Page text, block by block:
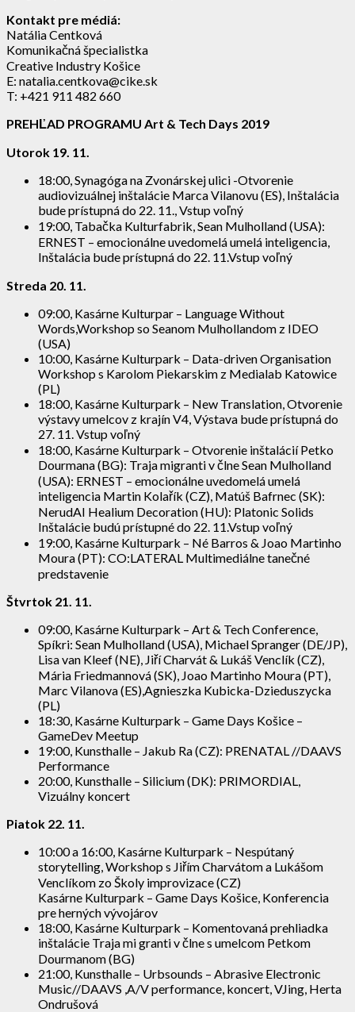
Kontakt pre médiá:
Natália Centková
Komunikačná špecialistka
Creative Industry Košice
E: natalia.centkova@cike.sk
T: +421 911 482 660
PREHĽAD PROGRAMU Art & Tech Days 2019
Utorok 19. 11.
18:00, Synagóga na Zvonárskej ulici -Otvorenie
audiovizuálnej inštalácie Marca Vilanovu (ES), Inštalácia
bude prístupná do 22. 11., Vstup voľný
19:00, Tabačka Kulturfabrik, Sean Mulholland (USA):
ERNEST – emocionálne uvedomelá umelá inteligencia,
Inštalácia bude prístupná do 22. 11.Vstup voľný
Streda 20. 11.
09:00, Kasárne Kulturpar – Language Without
Words,Workshop so Seanom Mulhollandom z IDEO
(USA)
10:00, Kasárne Kulturpark – Data-driven Organisation
Workshop s Karolom Piekarskim z Medialab Katowice
(PL)
18:00, Kasárne Kulturpark – New Translation, Otvorenie
výstavy umelcov z krajín V4, Výstava bude prístupná do
27. 11. Vstup voľný
18:00, Kasárne Kulturpark – Otvorenie inštalácií Petko
Dourmana (BG): Traja migranti v člne Sean Mulholland
(USA): ERNEST – emocionálne uvedomelá umelá
inteligencia Martin Kolařík (CZ), Matúš Bafrnec (SK):
NerudAI Healium Decoration (HU): Platonic Solids
Inštalácie budú prístupné do 22. 11.Vstup voľný
19:00, Kasárne Kulturpark – Né Barros & Joao Martinho
Moura (PT): CO:LATERAL Multimediálne tanečné
predstavenie
Štvrtok 21. 11.
09:00, Kasárne Kulturpark – Art & Tech Conference,
Spíkri: Sean Mulholland (USA), Michael Spranger (DE/JP),
Lisa van Kleef (NE), Jiří Charvát & Lukáš Venclík (CZ),
Mária Friedmannová (SK), Joao Martinho Moura (PT),
Marc Vilanova (ES),Agnieszka Kubicka-Dzieduszycka
(PL)
18:30, Kasárne Kulturpark – Game Days Košice –
GameDev Meetup
19:00, Kunsthalle – Jakub Ra (CZ): PRENATAL //DAAVS
Performance
20:00, Kunsthalle – Silicium (DK): PRIMORDIAL,
Vizuálny koncert
Piatok 22. 11.
10:00 a 16:00, Kasárne Kulturpark – Nespútaný
storytelling, Workshop s Jiřím Charvátom a Lukášom
Venclíkom zo Školy improvizace (CZ)
Kasárne Kulturpark – Game Days Košice, Konferencia
pre herných vývojárov
18:00, Kasárne Kulturpark – Komentovaná prehliadka
inštalácie Traja mi granti v člne s umelcom Petkom
Dourmanom (BG)
21:00, Kunsthalle – Urbsounds – Abrasive Electronic
Music//DAAVS ,A/V performance, koncert, VJing, Herta
Ondrušová